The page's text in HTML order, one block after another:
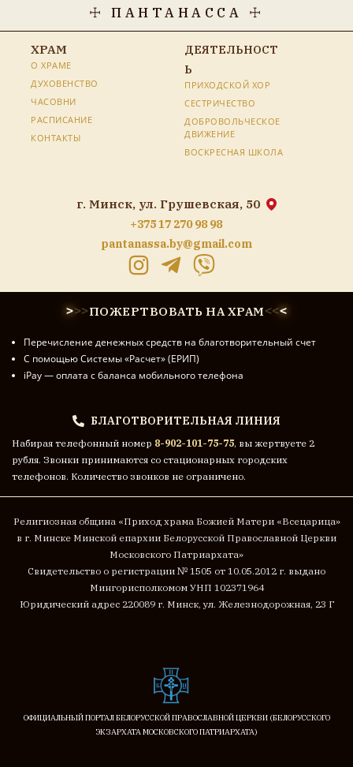
☩ ПАНТАНАССА ☩
ХРАМ
О ХРАМЕ
ДУХОВЕНСТВО
ЧАСОВНИ
РАСПИСАНИЕ
КОНТАКТЫ
ДЕЯТЕЛЬНОСТ
Ь
ПРИХОДСКОЙ ХОР
СЕСТРИЧЕСТВО
ДОБРОВОЛЬЧЕСКОЕ
ДВИЖЕНИЕ
ВОСКРЕСНАЯ ШКОЛА
г. Минск, ул. Грушевская, 50
+375 17 270 98 98
pantanassa.by@gmail.com
>>>ПОЖЕРТВОВАТЬ НА ХРАМ<<<
Перечисление денежных средств на благотворительный счет
С помощью Системы «Расчет» (ЕРИП)
iPay — оплата с баланса мобильного телефона
БЛАГОТВОРИТЕЛЬНАЯ ЛИНИЯ
Набирая телефонный номер 8-902-101-75-75, вы жертвуете 2
рубля. Звонки принимаются со стационарных городских
телефонов. Количество звонков не ограничено.
Религиозная община «Приход храма Божией Матери «Всецарица»
в г. Минске Минской епархии Белорусской Православной Церкви
Московского Патриархата»
Cвидетельство о регистрации № 1505 от 10.05.2012 г. выдано
Мингорисполкомом УНП 102371964
Юридический адрес 220089 г. Минск, ул. Железнодорожная, 23 Г
ОФИЦИАЛЬНЫЙ ПОРТАЛ БЕЛОРУССКОЙ ПРАВОСЛАВНОЙ ЦЕРКВИ (БЕЛОРУССКОГО
ЭКЗАРХАТА МОСКОВСКОГО ПАТРИАРХАТА)